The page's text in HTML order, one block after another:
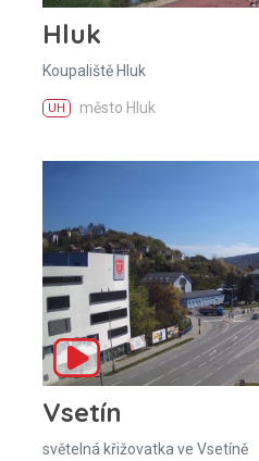
Hluk
Koupaliště Hluk
UH město Hluk
Vsetín
světelná křižovatka ve Vsetíně